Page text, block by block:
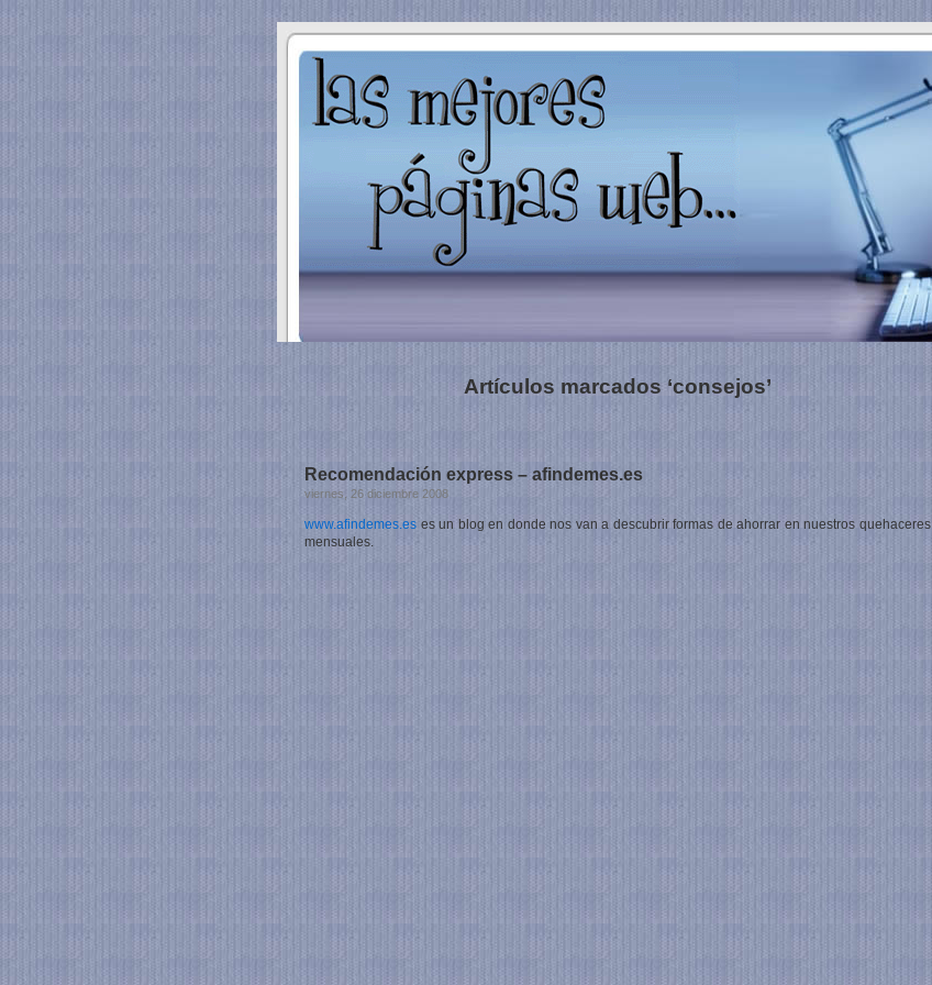
Artículos marcados ‘consejos’
Recomendación express – afindemes.es
viernes, 26 diciembre 2008
www.afindemes.es es un blog en donde nos van a descubrir formas de ahorrar en nuestros quehaceres
mensuales.